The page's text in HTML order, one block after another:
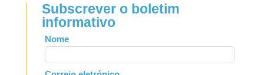
Subscrever o boletim
informativo
Leave
this
field
Nome